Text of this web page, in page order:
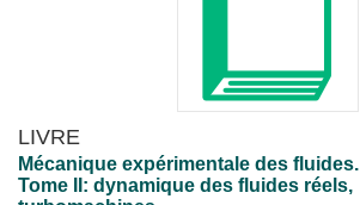
LIVRE
Mécanique expérimentale des fluides.
Tome II: dynamique des fluides réels,